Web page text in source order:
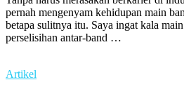
pernah mengenyam kehidupan main
betapa sulitnya itu. Saya ingat kala
perselisihan antar-band …
Artikel